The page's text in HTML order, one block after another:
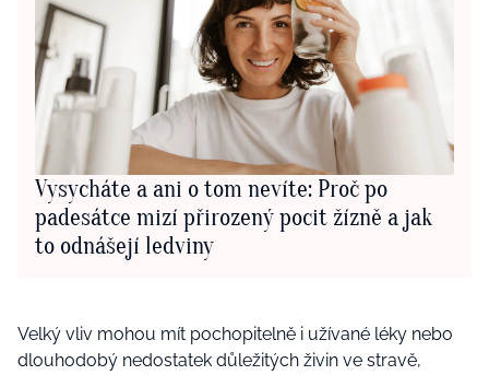
Vysycháte a ani o tom nevíte: Proč po
padesátce mizí přirozený pocit žízně a jak
to odnášejí ledviny
Velký vliv mohou mít pochopitelně i užívané léky nebo
dlouhodobý nedostatek důležitých živin ve stravě,